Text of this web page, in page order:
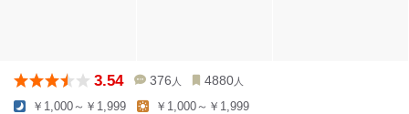
3.54 376 人 4880 人
￥1,000～￥1,999 ￥1,000～￥1,999